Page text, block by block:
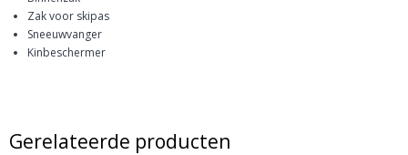
Zak voor skipas
Sneeuwvanger
Kinbeschermer
Gerelateerde producten